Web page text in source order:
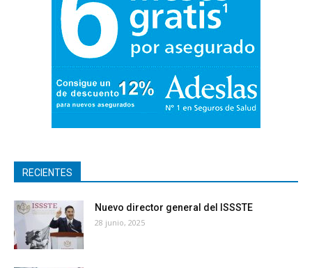
RECIENTES
Nuevo director general del ISSSTE
28 junio, 2025